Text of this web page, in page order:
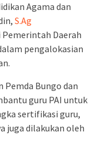
Agama dan
S.Ag
Daerah
pengalokasian
Pemda Bungo dan
guru PAI untuk
sertifikasi guru,
juga dilakukan oleh